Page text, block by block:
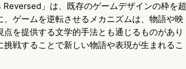
」は、既存のゲームデザインの枠を超
ゲームを逆転させるメカニズムは、物語や映
を提供する文学的手法とも通じるものがあり
戦することで新しい物語や表現が生まれるこ